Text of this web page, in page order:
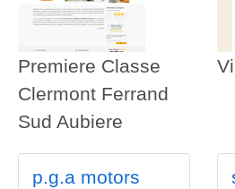
Premiere Classe
Clermont Ferrand
Sud Aubiere
p.g.a motors